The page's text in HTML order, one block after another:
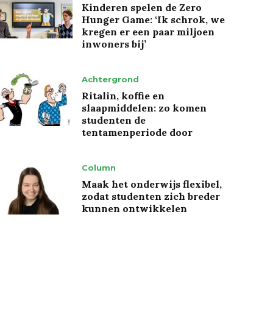
Kinderen spelen de Zero
Hunger Game: ‘Ik schrok, we
kregen er een paar miljoen
inwoners bij’
Achtergrond
Ritalin, koffie en
slaapmiddelen: zo komen
studenten de
tentamenperiode door
Column
Maak het onderwijs flexibel,
zodat studenten zich breder
kunnen ontwikkelen